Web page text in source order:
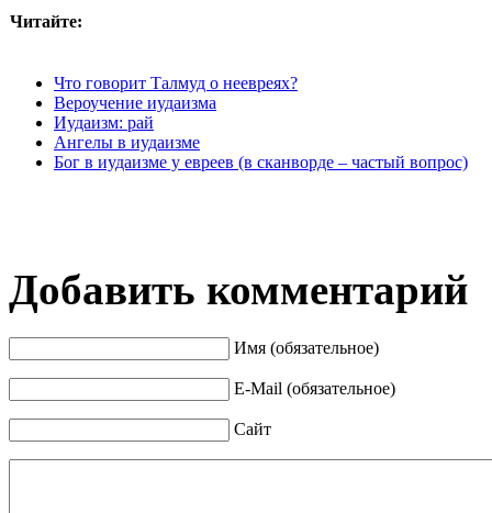
Читайте:
Что говорит Талмуд о неевреях?
Вероучение иудаизма
Иудаизм: рай
Ангелы в иудаизме
Бог в иудаизме у евреев (в сканворде – частый вопрос)
Добавить комментарий
Имя (обязательное)
E-Mail (обязательное)
Сайт